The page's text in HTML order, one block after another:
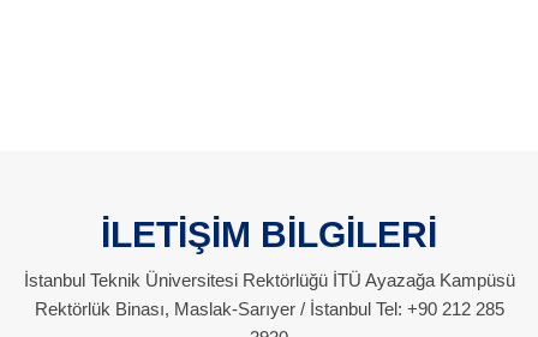
İLETİŞİM BİLGİLERİ
İstanbul Teknik Üniversitesi Rektörlüğü İTÜ Ayazağa Kampüsü
Rektörlük Binası, Maslak-Sarıyer / İstanbul Tel: +90 212 285